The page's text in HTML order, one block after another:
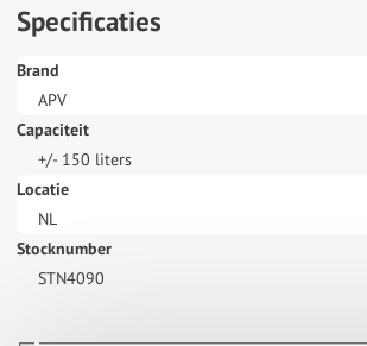
Specificaties
Brand
APV
Capaciteit
+/- 150 liters
Locatie
NL
Stocknumber
STN4090